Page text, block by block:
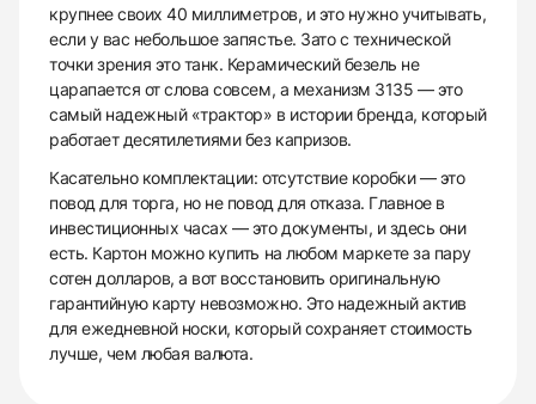
крупнее своих 40 миллиметров, и это нужно учитывать,
если у вас небольшое запястье. Зато с технической
точки зрения это танк. Керамический безель не
царапается от слова совсем, а механизм 3135 — это
самый надежный «трактор» в истории бренда, который
работает десятилетиями без капризов.
Касательно комплектации: отсутствие коробки — это
повод для торга, но не повод для отказа. Главное в
инвестиционных часах — это документы, и здесь они
есть. Картон можно купить на любом маркете за пару
сотен долларов, а вот восстановить оригинальную
гарантийную карту невозможно. Это надежный актив
для ежедневной носки, который сохраняет стоимость
лучше, чем любая валюта.